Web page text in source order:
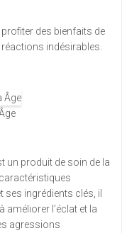
des bienfaits de
indésirables.
un produit de soin de la
ingrédients clés, il
améliorer l’éclat et la
agressions